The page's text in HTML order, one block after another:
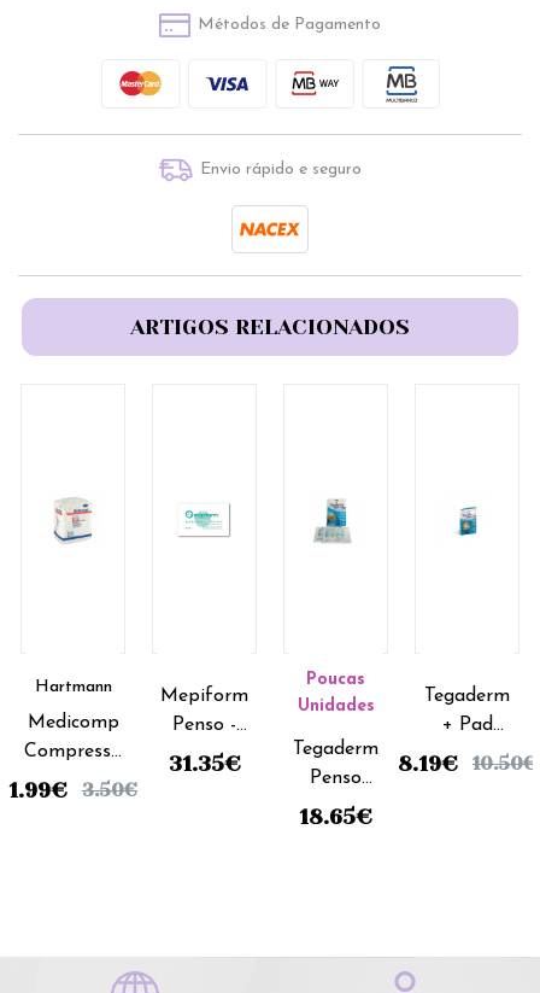
Métodos de Pagamento
Envio rápido e seguro
ARTIGOS RELACIONADOS
Hartmann
Medicomp
Compressa
- 10x10cm
1.99€ 3.50€
Mepiform
Penso -
5x7,5cm
31.35€
Poucas
Unidades
Tegaderm
Penso
Adesivo -
18.65€
Tegaderm
+ Pad
Penso -
8.19€ 10.50€